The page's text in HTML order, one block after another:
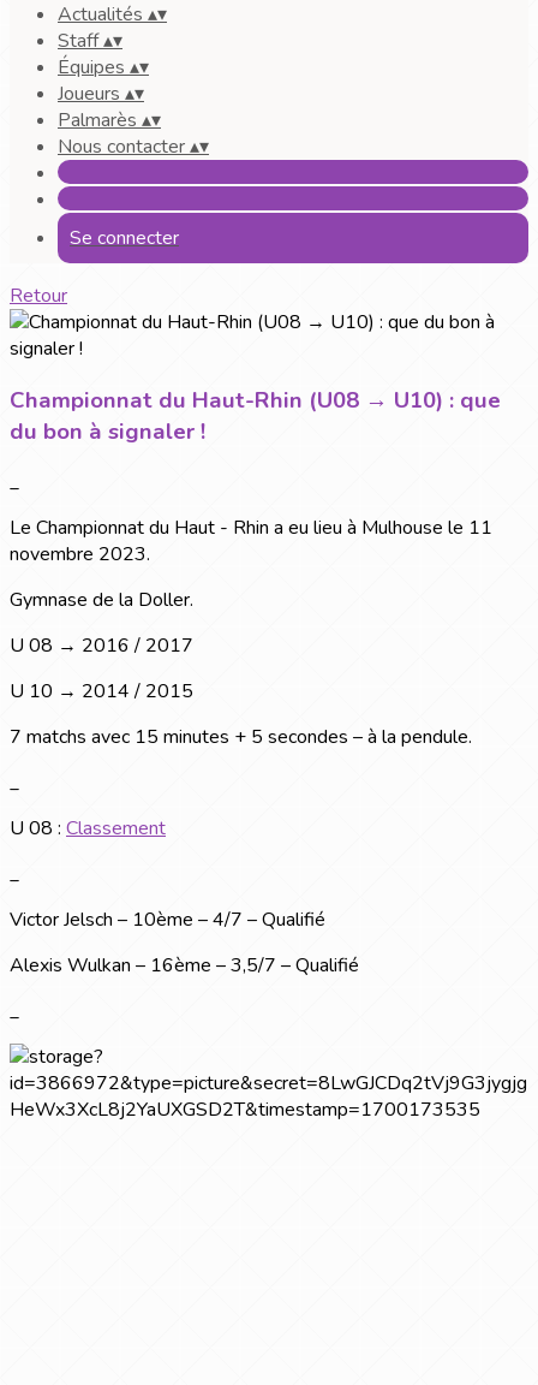
Actualités ▴▾
Staff▴▾
Équipes ▴▾
Joueurs ▴▾
Palmarès ▴▾
Nous contacter▴▾
Se connecter
Retour
Championnat du Haut-Rhin (U08 → U10) : que
du bon à signaler !
_
Le Championnat du Haut - Rhin a eu lieu à Mulhouse le 11
novembre 2023.
Gymnase de la Doller.
U 08 → 2016 / 2017
U 10 → 2014 / 2015
7 matchs avec 15 minutes + 5 secondes – à la pendule.
_
U 08 : Classement
_
Victor Jelsch – 10ème – 4/7 – Qualifié
Alexis Wulkan – 16ème – 3,5/7 – Qualifié
_